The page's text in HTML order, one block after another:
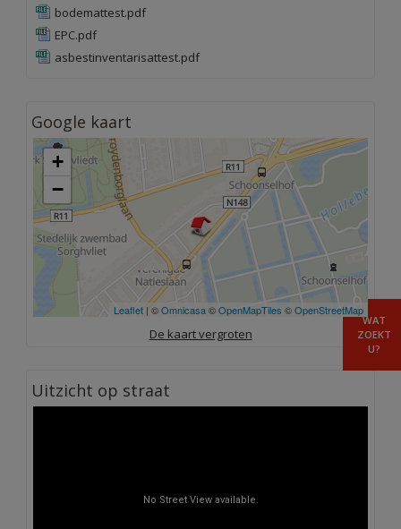
bodemattest.pdf
EPC.pdf
asbestinventarisattest.pdf
Google kaart
+
−
Leaflet | ©Omnicasa©OpenMapTiles ©OpenStreetMap
De kaart vergroten
Uitzicht op straat
WAT
ZOEKT
U?